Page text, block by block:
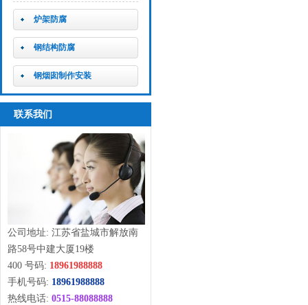
炉架防腐
钢结构防腐
钢烟囱制作安装
联系我们
公司地址: 江苏省盐城市解放南
路58号中建大厦19楼
400 号码: 18961988888
手机号码: 18961988888
热线电话: 0515-88088888